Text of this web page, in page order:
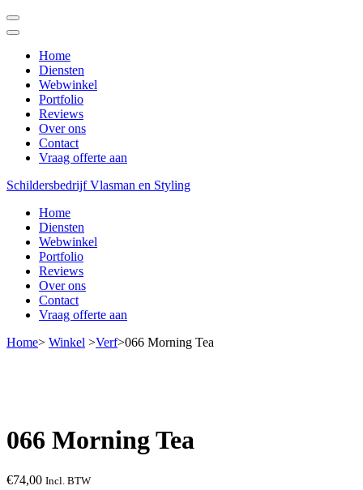
Ga
naar
(Druk
enter)
Home
Diensten
Webwinkel
Portfolio
Reviews
Over ons
Contact
Vraag offerte aan
Schildersbedrijf Vlasman en Styling
Home
Diensten
Webwinkel
Portfolio
Reviews
Over ons
Contact
Vraag offerte aan
Home> Winkel >Verf>066 Morning Tea
066 Morning Tea
€74,00 Incl. BTW